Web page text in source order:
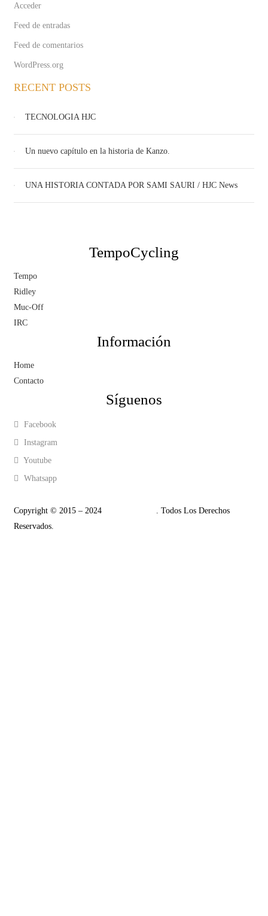
Acceder
Feed de entradas
Feed de comentarios
WordPress.org
RECENT POSTS
TECNOLOGIA HJC
Un nuevo capítulo en la historia de Kanzo.
UNA HISTORIA CONTADA POR SAMI SAURI / HJC News
TempoCycling
Tempo
Ridley
Muc-Off
IRC
Información
Home
Contacto
Síguenos
Facebook
Instagram
Youtube
Whatsapp
Copyright © 2015 – 2024
. Todos Los Derechos
Reservados.